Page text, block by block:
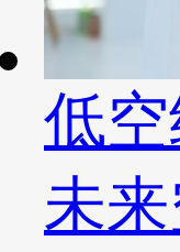
低空
未